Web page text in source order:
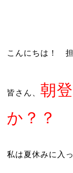
こんにちは！ 担
皆さん、 朝
か？？
私は夏休みに入